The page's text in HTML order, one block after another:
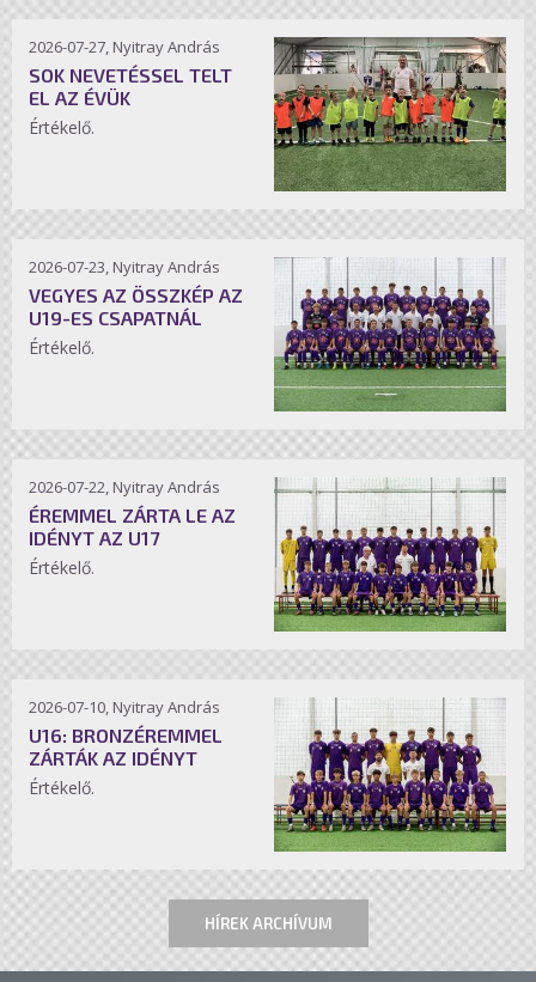
2026-07-27, Nyitray András
SOK NEVETÉSSEL TELT
EL AZ ÉVÜK
Értékelő.
2026-07-23, Nyitray András
VEGYES AZ ÖSSZKÉP AZ
U19-ES CSAPATNÁL
Értékelő.
2026-07-22, Nyitray András
ÉREMMEL ZÁRTA LE AZ
IDÉNYT AZ U17
Értékelő.
2026-07-10, Nyitray András
U16: BRONZÉREMMEL
ZÁRTÁK AZ IDÉNYT
Értékelő.
HÍREK ARCHÍVUM